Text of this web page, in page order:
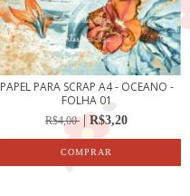
PAPEL PARA SCRAP A4 - OCEANO -
FOLHA 01
R$4,00 R$3,20